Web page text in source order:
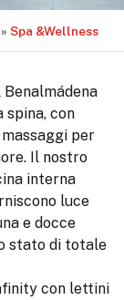
»Spa &⁠Wellness
spina, con
per
Il nostro
interna
luce
e docce
stato di totale
con lettini